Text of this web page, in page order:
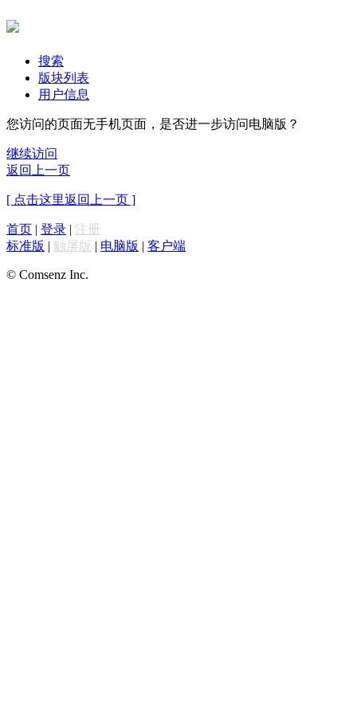
搜索
版块列表
用户信息
您访问的页面无手机页面，是否进一步访问电脑版？
继续访问
返回上一页
[ 点击这里返回上一页 ]
首页 | 登录 | 注册
标准版 | 触屏版 | 电脑版 | 客户端
© Comsenz Inc.